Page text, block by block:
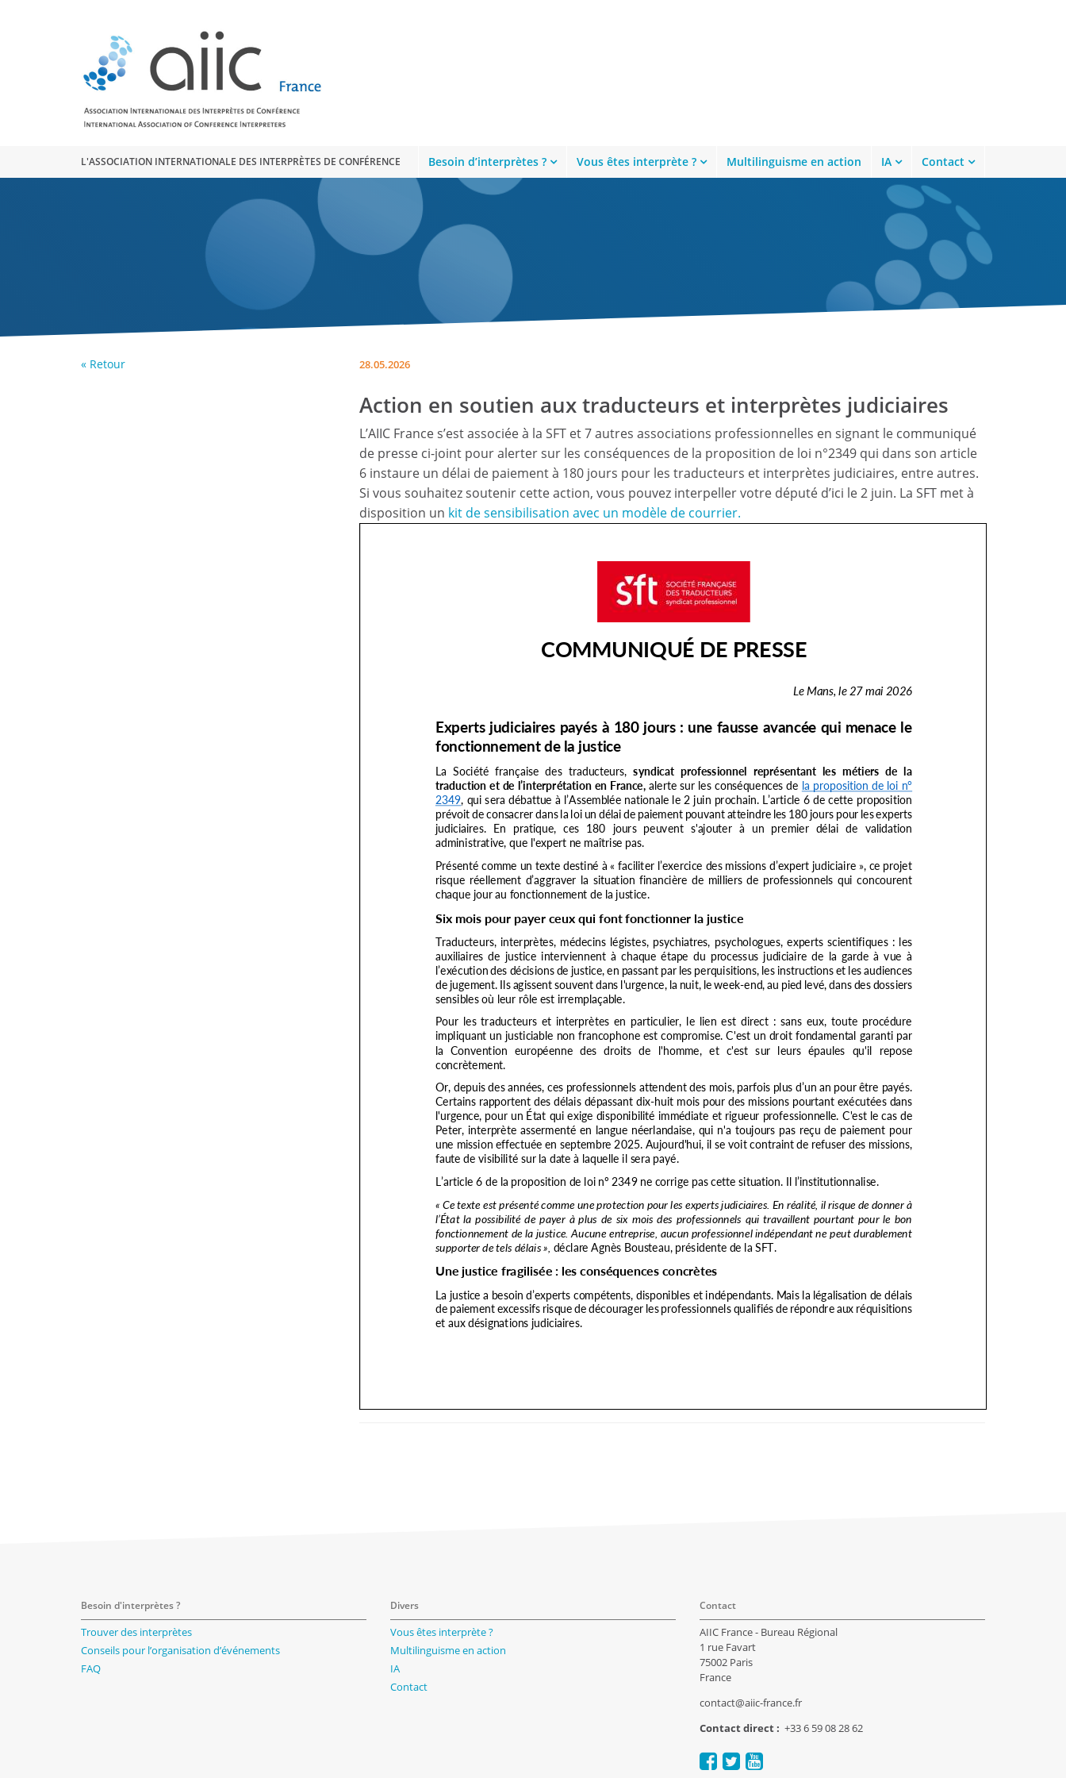
L'ASSOCIATION INTERNATIONALE DES INTERPRÈTES DE CONFÉRENCE Besoin d’interprètes ? Vous êtes interprète ? Multilinguisme en action IA Contact
« Retour 28.05.2026
Action en soutien aux traducteurs et interprètes judiciaires
L’AIIC France s’est associée à la SFT et 7 autres associations professionnelles en signant le communiqué
de presse ci-joint pour alerter sur les conséquences de la proposition de loi n°2349 qui dans son article
6 instaure un délai de paiement à 180 jours pour les traducteurs et interprètes judiciaires, entre autres.
Si vous souhaitez soutenir cette action, vous pouvez interpeller votre député d’ici le 2 juin. La SFT met à
disposition un kit de sensibilisation avec un modèle de courrier.
Besoin d'interprètes ?
Trouver des interprètes
Conseils pour l’organisation d’événements
FAQ
Divers
Vous êtes interprète ?
Multilinguisme en action
IA
Contact
Contact
AIIC France - Bureau Régional
1 rue Favart
75002 Paris
France
contact@aiic-france.fr
Contact direct : +33 6 59 08 28 62